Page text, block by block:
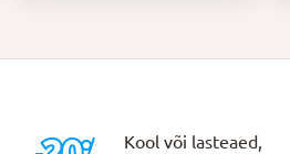
Kool või lasteaed,